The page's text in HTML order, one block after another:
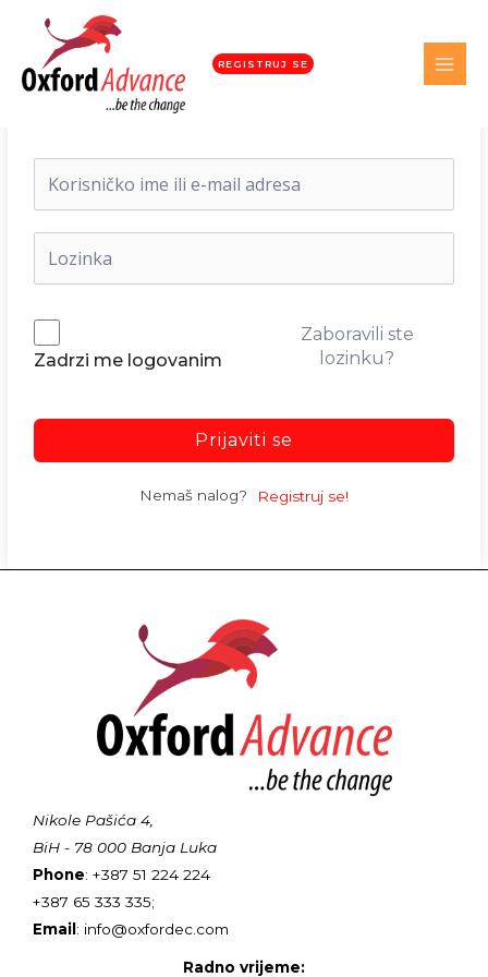
REGISTRUJ SE
Dobrodošli nazad!
Zadrzi me logovanim
Zaboravili ste
lozinku?
Prijaviti se
Nemaš nalog? Registruj se!
Nikole Pašića 4,
BiH - 78 000 Banja Luka
Phone: +387 51 224 224
+387 65 333 335;
Email: info@oxfordec.com
Radno vrijeme: